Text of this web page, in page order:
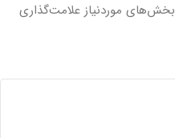
بخش‌های موردنیاز علامت‌گذاری